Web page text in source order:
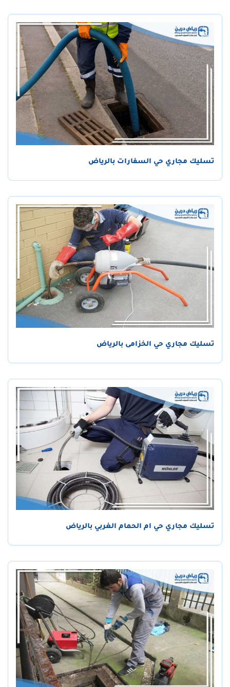
تسليك مجاري حي السفارات بالرياض
تسليك مجاري حي الخزامى بالرياض
تسليك مجاري حي ام الحمام الغربي بالرياض